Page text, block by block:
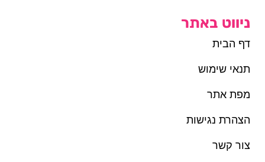
ניווט באתר
דף הבית
תנאי שימוש
מפת אתר
הצהרת נגישות
צור קשר